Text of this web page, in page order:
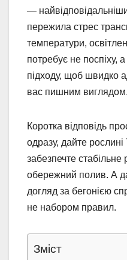
—
пережила стрес
температури,
потребує не поспіху,
підходу, щоб швидко
вас пишним виглядом.
Коротка відповідь
одразу, дайте
забезпечте стабільне
обережний полив. А
догляд за бегонією
не набором правил.
Зміст